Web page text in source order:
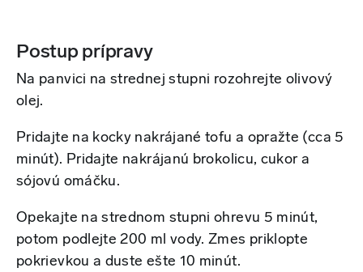
Postup prípravy
Na panvici na strednej stupni rozohrejte olivový
olej.
Pridajte na kocky nakrájané tofu a opražte (cca 5
minút). Pridajte nakrájanú brokolicu, cukor a
sójovú omáčku.
Opekajte na strednom stupni ohrevu 5 minút,
potom podlejte 200 ml vody. Zmes priklopte
pokrievkou a duste ešte 10 minút.